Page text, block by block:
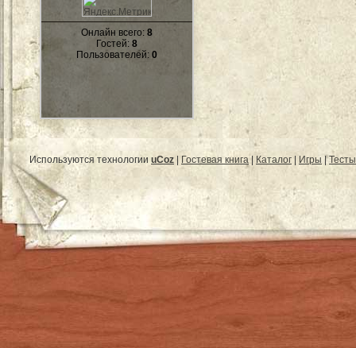
Онлайн всего: 8
Гостей: 8
Пользователей: 0
Используются технологии uCoz | Гостевая книга| Каталог | Игры |Тесты